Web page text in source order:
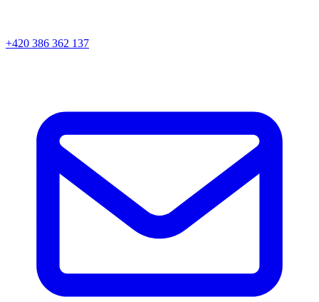
+420 386 362 137